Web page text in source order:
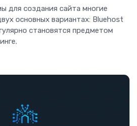
для создания сайта многие
основных вариантах: Bluehost
становятся предметом